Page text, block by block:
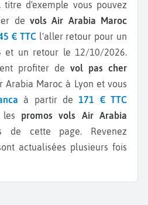
titre d'exemple vous pouvez
de vols Air Arabia Maroc
€ TTC l'aller retour pour un
et un retour le 12/10/2026.
profiter de vol pas cher
Arabia Maroc à Lyon et vous
à partir de171 € TTC
les promos vols Air Arabia
cette page. Revenez
actualisées plusieurs fois